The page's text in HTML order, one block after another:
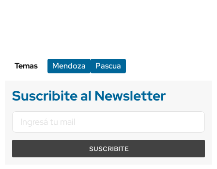
Temas Mendoza Pascua
Suscribite al Newsletter
SUSCRIBITE